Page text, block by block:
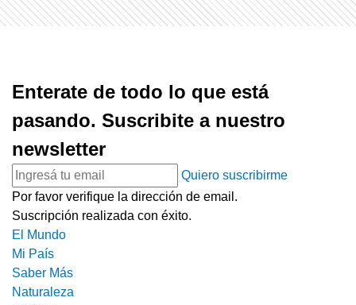
Enterate de todo lo que está
pasando. Suscribite a nuestro
newsletter
Quiero suscribirme
Por favor verifique la dirección de email.
Suscripción realizada con éxito.
El Mundo
Mi País
Saber Más
Naturaleza